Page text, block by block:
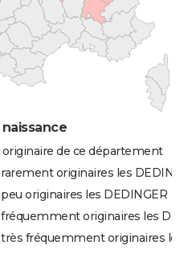
naissance
de ce département
originaires les
originaires les DEDINGER
originaires les
fréquemment originaires